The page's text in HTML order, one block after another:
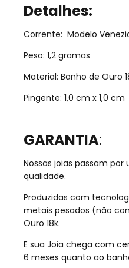
Detalhes:
Corrente: Modelo
Peso: 1,2 gramas
Material: Banho de Ouro
Pingente: 1,0 cm x 1,0 cm
GARANTIA:
Nossas joias passam
qualidade.
Produzidas com
metais pesados (não
Ouro 18k.
E sua Joia chega com
6 meses quanto ao